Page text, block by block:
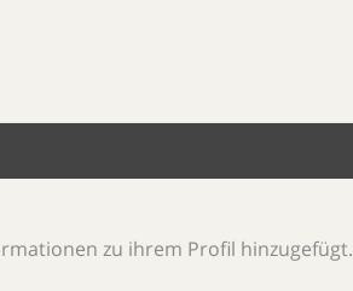
zu ihrem Profil hinzugefügt.